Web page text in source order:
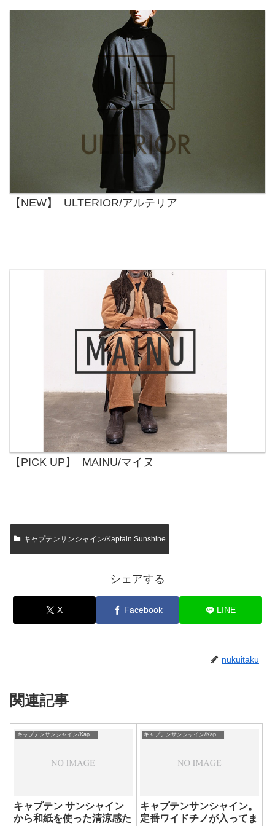
【NEW】 ULTERIOR/アルテリア
【PICK UP】 MAINU/マイヌ
キャプテンサンシャイン/Kaptain Sunshine
シェアする
X Facebook LINE
nukuitaku
関連記事
キャプテン サンシャイン
から和紙を使った清涼感た
キャプテンサンシャイン。
定番ワイドチノが入ってま